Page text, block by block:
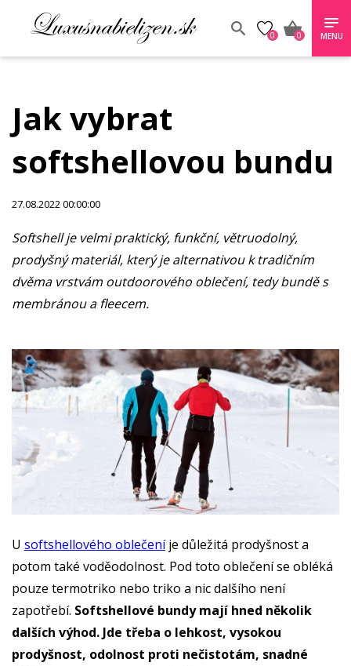
0 0 MENU
Jak vybrat
softshellovou bundu
27.08.2022 00:00:00
Softshell je velmi praktický, funkční, větruodolný,
prodyšný materiál, který je alternativou k tradičním
dvěma vrstvám outdoorového oblečení, tedy bundě s
membránou a fleecem.
U softshellového oblečeníje důležitá prodyšnost a
potom také voděodolnost. Pod toto oblečení se obléká
pouze termotriko nebo triko a nic dalšího není
zapotřebí. Softshellové bundy mají hned několik
dalších výhod. Jde třeba o lehkost, vysokou
prodyšnost, odolnost proti nečistotám, snadné